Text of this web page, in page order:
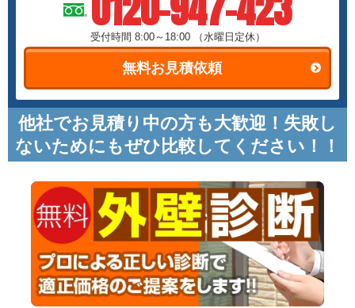
受付時間 8:00～18:00 （水曜日定休）
無料お見積依頼
他社でお見積り中の方も大歓迎！失敗し
ないためにもぜひ比較してください！！